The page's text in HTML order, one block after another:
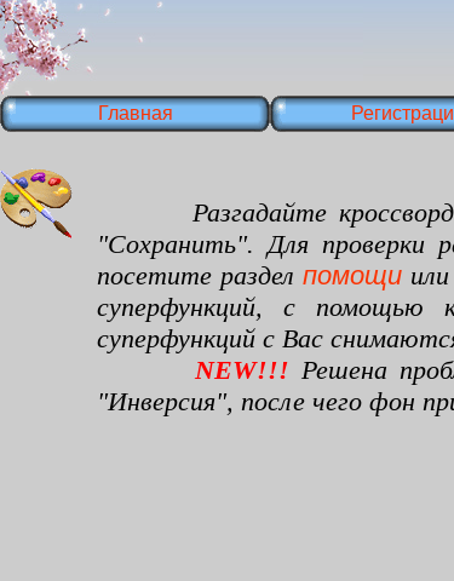
Главная
Разгадайте кроссворд
"Сохранить". Для проверки
посетите раздел помощиили
суперфункций, с помощью
суперфункций с Вас
NEW!!! Решена
"Инверсия", после чего фон